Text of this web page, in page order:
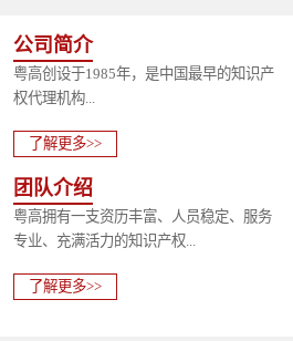
公司简介
粤高创设于1985年，是中国最早的知识产
权代理机构...
了解更多>>
团队介绍
粤高拥有一支资历丰富、人员稳定、服务
专业、充满活力的知识产权...
了解更多>>